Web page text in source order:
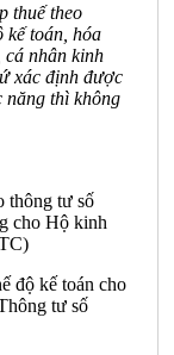
thuế theo
kế toán, hóa
nhân kinh
xác định được
năng thì không
thông tư số
cho Hộ kinh
độ kế toán cho
tư số